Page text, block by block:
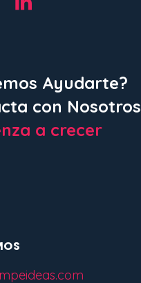
Ayudarte?
con Nosotros
a crecer